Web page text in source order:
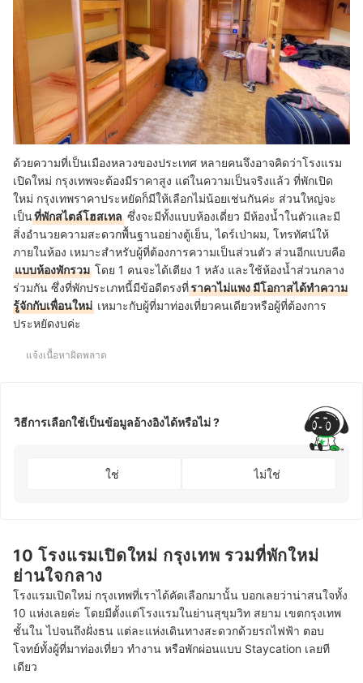
ด้วยความที่เป็นเมืองหลวงของประเทศ หลายคนจึงอาจคิดว่าโรงแรม
เปิดใหม่ กรุงเทพจะต้องมีราคาสูง แต่ในความเป็นจริงแล้ว ที่พักเปิด
ใหม่ กรุงเทพราคาประหยัดก็มีให้เลือกไม่น้อยเช่นกันค่ะ ส่วนใหญ่จะ
เป็นที่พักสไตล์โฮสเทล ซึ่งจะมีทั้งแบบห้องเดี่ยว มีห้องน้ำในตัวและมี
สิ่งอำนวยความสะดวกพื้นฐานอย่างตู้เย็น, ไดร์เป่าผม, โทรทัศน์ให้
ภายในห้อง เหมาะสำหรับผู้ที่ต้องการความเป็นส่วนตัว ส่วนอีกแบบคือ
แบบห้องพักรวม โดย 1 คนจะได้เตียง 1 หลัง และใช้ห้องน้ำส่วนกลาง
ร่วมกัน ซึ่งที่พักประเภทนี้มีข้อดีตรงที่ราคาไม่แพง มีโอกาสได้ทำความ
รู้จักกับเพื่อนใหม่ เหมาะกับผู้ที่มาท่องเที่ยวคนเดียวหรือผู้ที่ต้องการ
ประหยัดงบค่ะ
แจ้งเนื้อหาผิดพลาด
วิธีการเลือกใช้เป็นข้อมูลอ้างอิงได้หรือไม่ ?
ใช่ ไม่ใช่
10 โรงแรมเปิดใหม่ กรุงเทพ รวมที่พักใหม่
ย่านใจกลาง
โรงแรมเปิดใหม่ กรุงเทพที่เราได้คัดเลือกมานั้น บอกเลยว่าน่าสนใจทั้ง
10 แห่งเลยค่ะ โดยมีตั้งแต่โรงแรมในย่านสุขุมวิท สยาม เขตกรุงเทพ
ชั้นใน ไปจนถึงฝั่งธน แต่ละแห่งเดินทางสะดวกด้วยรถไฟฟ้า ตอบ
โจทย์ทั้งผู้ที่มาท่องเที่ยว ทำงาน หรือพักผ่อนแบบ Staycation เลยที
เดียว